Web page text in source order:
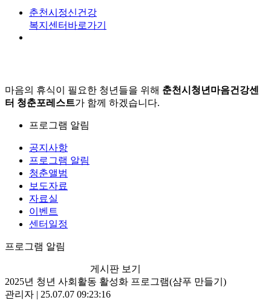
춘천시정신건강
복지센터 바로가기
마음의 휴식이 필요한 청년들을 위해 춘천시청년마음건강센
터 청춘포레스트가 함께 하겠습니다.
프로그램 알림
공지사항
프로그램 알림
청춘앨범
보도자료
자료실
이벤트
센터일정
프로그램 알림
게시판 보기
2025년 청년 사회활동 활성화 프로그램(샴푸 만들기)
관리자 | 25.07.07 09:23:16